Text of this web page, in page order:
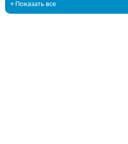
+ Показать все